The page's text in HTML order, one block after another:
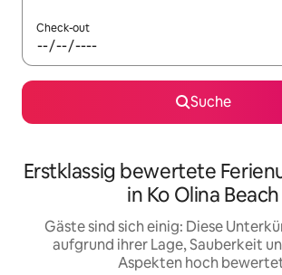
Check-out
Suche
Erstklassig bewertete
in Ko Olina Beach
Gäste sind sich einig: Diese
aufgrund ihrer Lage, Sauberkeit
Aspekten hoch